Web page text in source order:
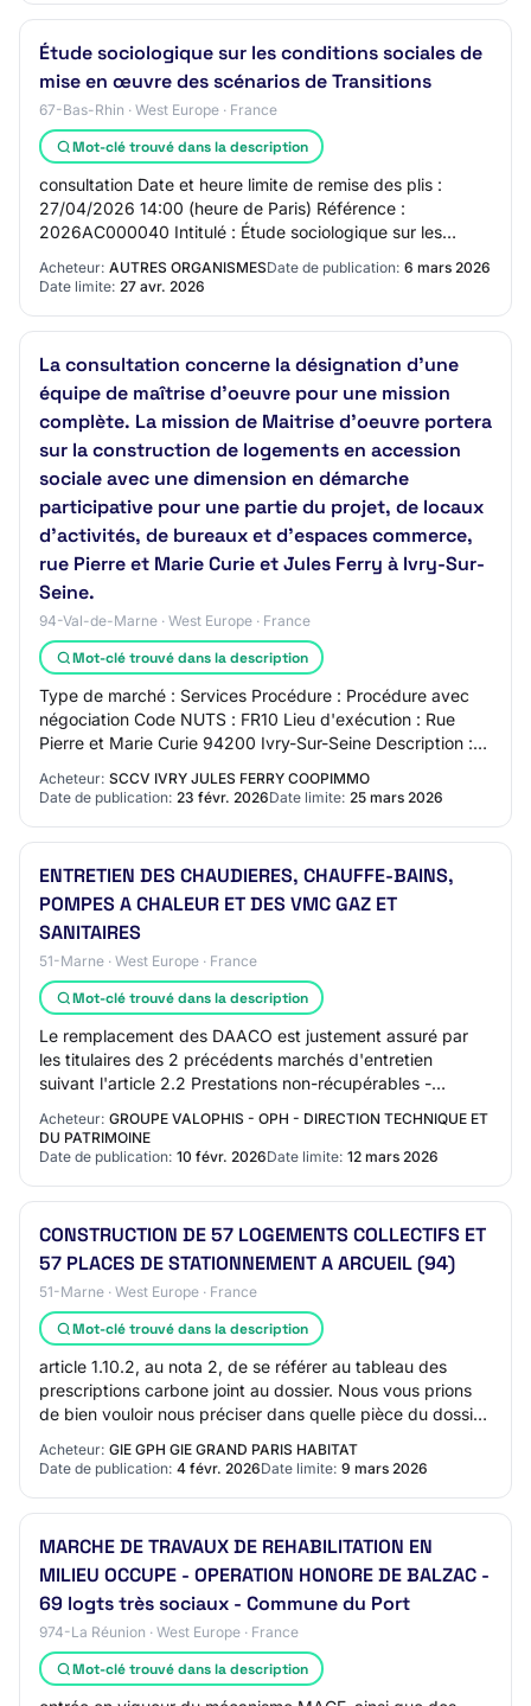
Étude sociologique sur les conditions sociales de
mise en œuvre des scénarios de Transitions
67-Bas-Rhin · West Europe · France
Mot-clé trouvé dans la description
consultation Date et heure limite de remise des plis :
27/04/2026 14:00 (heure de Paris) Référence :
2026AC000040 Intitulé : Étude sociologique sur les
Acheteur: AUTRES ORGANISMESDate de publication: 6 mars 2026
Date limite: 27 avr. 2026
La consultation concerne la désignation d'une
équipe de maîtrise d'oeuvre pour une mission
complète. La mission de Maitrise d'oeuvre portera
sur la construction de logements en accession
sociale avec une dimension en démarche
participative pour une partie du projet, de locaux
d'activités, de bureaux et d'espaces commerce,
rue Pierre et Marie Curie et Jules Ferry à Ivry-Sur-
Seine.
94-Val-de-Marne · West Europe · France
Mot-clé trouvé dans la description
Type de marché : Services Procédure : Procédure avec
négociation Code NUTS : FR10 Lieu d'exécution : Rue
Pierre et Marie Curie 94200 Ivry-Sur-Seine Description :
Acheteur: SCCV IVRY JULES FERRY COOPIMMO
Date de publication: 23 févr. 2026Date limite: 25 mars 2026
ENTRETIEN DES CHAUDIERES, CHAUFFE-BAINS,
POMPES A CHALEUR ET DES VMC GAZ ET
SANITAIRES
51-Marne · West Europe · France
Mot-clé trouvé dans la description
Le remplacement des DAACO est justement assuré par
les titulaires des 2 précédents marchés d'entretien
suivant l'article 2.2 Prestations non-récupérables -
Acheteur: GROUPE VALOPHIS - OPH - DIRECTION TECHNIQUE ET
DU PATRIMOINE
Date de publication: 10 févr. 2026Date limite: 12 mars 2026
CONSTRUCTION DE 57 LOGEMENTS COLLECTIFS ET
57 PLACES DE STATIONNEMENT A ARCUEIL (94)
51-Marne · West Europe · France
Mot-clé trouvé dans la description
article 1.10.2, au nota 2, de se référer au tableau des
prescriptions carbone joint au dossier. Nous vous prions
de bien vouloir nous préciser dans quelle pièce du dossier
Acheteur: GIE GPH GIE GRAND PARIS HABITAT
Date de publication: 4 févr. 2026Date limite: 9 mars 2026
MARCHE DE TRAVAUX DE REHABILITATION EN
MILIEU OCCUPE - OPERATION HONORE DE BALZAC -
69 logts très sociaux - Commune du Port
974-La Réunion · West Europe · France
Mot-clé trouvé dans la description